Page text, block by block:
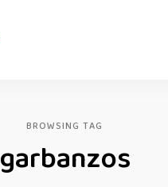
BROWSING TAG
garbanzos